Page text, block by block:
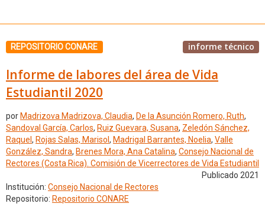
REPOSITORIO CONARE informe técnico
Informe de labores del área de Vida
Estudiantil 2020
por Madrizova Madrizova, Claudia, De la Asunción Romero, Ruth,
Sandoval García, Carlos, Ruiz Guevara, Susana, Zeledón Sánchez,
Raquel , Rojas Salas, Marisol , Madrigal Barrantes, Noelia, Valle
González, Sandra, Brenes Mora, Ana Catalina, Consejo Nacional de
Rectores (Costa Rica). Comisión de Vicerrectores de Vida Estudiantil
Publicado 2021
Institución: Consejo Nacional de Rectores
Repositorio: Repositorio CONARE